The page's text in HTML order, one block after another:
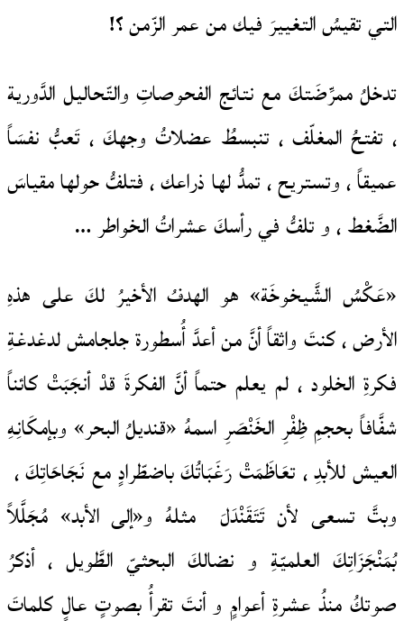
التي تقيسُ التغييرَ فيك من عمر الزّمن ؟!
تدخلُ ممرِّضَتكَ مع نتائج الفحوصاتِ والتّحاليل الدَّورية
، تفتحُ المغلّف ، تنبسطُ عضلاتُ وجهكَ ، تَعبُّ نفسَاً
عميقاً ، وتستريح ، تمدُّ لها ذراعك ، فتلفُّ حولها مقياسَ
الضَّغط ، و تلفُّ في رأسكَ عشراتُ الخواطر …
«عَكْسُ الشَّيخوخَة» هو الهدفُ الأخيرُ لكَ على هذهِ
الأرض ، كنتَ واثقاً أنَّ من أعدَّ أُسطورة جلجامش لدغدغةِ
فكرةِ الخلود ، لم يعلم حتماً أنَّ الفكرةَ قدْ أنجَبَتْ كائناً
شفَّافاً بحجمِ ظِفْرِ الخَنْصَرِ اسمهُ «قنديلُ البحر» وبإمكَانِهِ
العيش للأبدِ ، تعَاظَمَتْ رَغَبَاتُكَ باضطّرادٍ مع نَجَاحَاتِكَ ،
وبتَّ تسعى لأن تَتَقَنْدَلَ مثلهُ و«إلى الأبد» مُجَلَّلاً
بُمَنْجَزَاتِكَ العلميّةِ و نضالكَ البحثيّ الطَّويل ، أذكرُ
صوتكُ منذُ عشرةِ أعوامٍ و أنتَ تقرأُ بصوتٍ عالٍ كلماتَ